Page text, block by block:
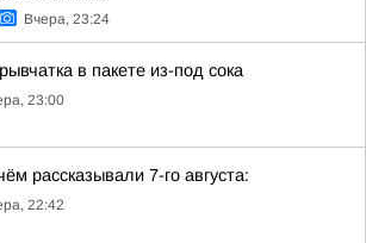
Вчера, 23:24
в пакете из-под сока
23:00
рассказывали 7-го августа:
22:42